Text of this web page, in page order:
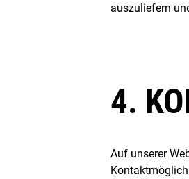
auszuliefern
4.
Auf unserer